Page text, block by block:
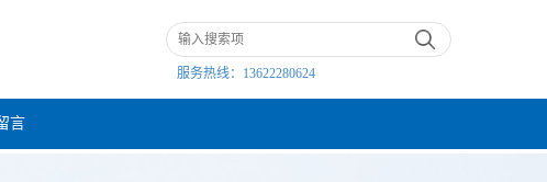
服务热线： 13622280624
言